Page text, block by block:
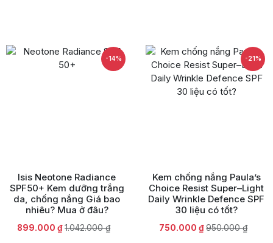
-14%
Isis Neotone Radiance
SPF50+ Kem dưỡng trắng
da, chống nắng Giá bao
nhiêu? Mua ở đâu?
1.042.000₫
Giá
899.000 ₫ Giá
-21%
Kem chống nắng Paula’s
Choice Resist Super–Light
Daily Wrinkle Defence SPF
30 liệu có tốt?
950.000₫
Giá
750.000 ₫ Giá